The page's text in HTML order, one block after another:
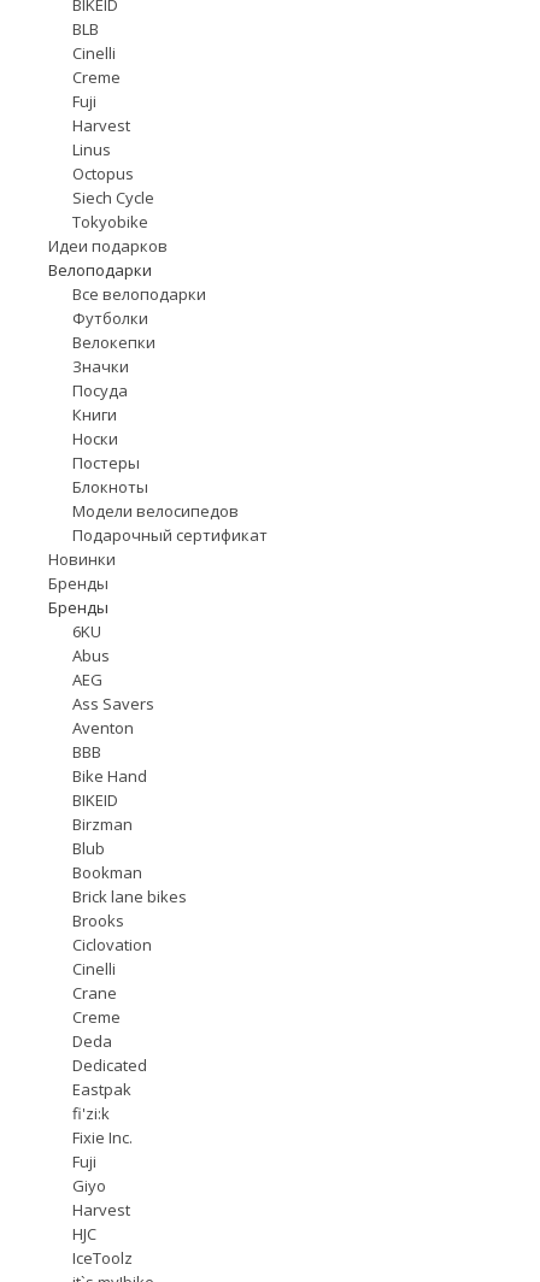
BIKEID
BLB
Cinelli
Creme
Fuji
Harvest
Linus
Octopus
Siech Cycle
Tokyobike
Идеи подарков
Велоподарки
Все велоподарки
Футболки
Велокепки
Значки
Посуда
Книги
Носки
Постеры
Блокноты
Модели велосипедов
Подарочный сертификат
Новинки
Бренды
Бренды
6KU
Abus
AEG
Ass Savers
Aventon
BBB
Bike Hand
BIKEID
Birzman
Blub
Bookman
Brick lane bikes
Brooks
Ciclovation
Cinelli
Crane
Creme
Deda
Dedicated
Eastpak
fi'zi:k
Fixie Inc.
Fuji
Giyo
Harvest
HJC
IceToolz